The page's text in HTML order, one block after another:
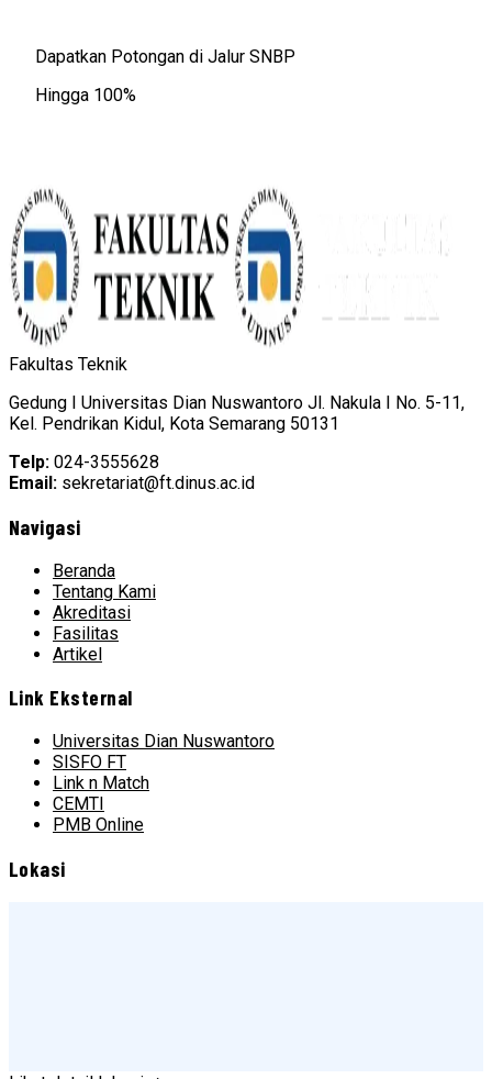
Dapatkan Potongan di Jalur SNBP
Hingga 100%
Fakultas Teknik
Gedung I Universitas Dian Nuswantoro Jl. Nakula I No. 5-11,
Kel. Pendrikan Kidul, Kota Semarang 50131
Telp: 024-3555628
Email: sekretariat@ft.dinus.ac.id
Navigasi
Beranda
Tentang Kami
Akreditasi
Fasilitas
Artikel
Link Eksternal
Universitas Dian Nuswantoro
SISFO FT
Link n Match
CEMTI
PMB Online
Lokasi